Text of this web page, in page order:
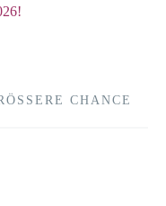
CHANCE